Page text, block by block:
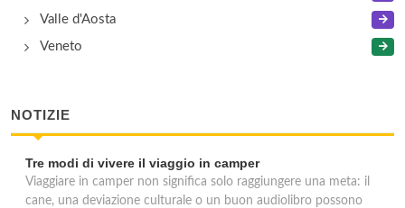
Valle d'Aosta
Veneto
NOTIZIE
Tre modi di vivere il viaggio in camper
Viaggiare in camper non significa solo raggiungere una meta: il
cane, una deviazione culturale o un buon audiolibro possono